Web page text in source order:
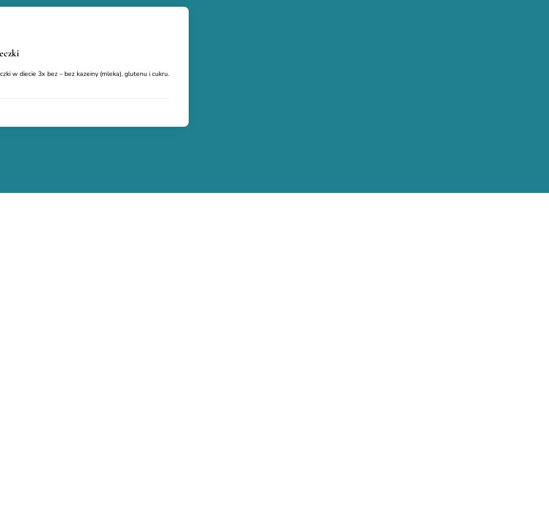
w diecie 3x bez – bez kazeiny (mleka), glutenu i cukru.